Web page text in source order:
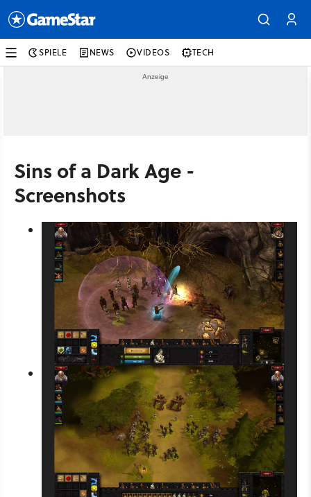
SPIELE NEWS VIDEOS TECH
Sins of a Dark Age -
Screenshots